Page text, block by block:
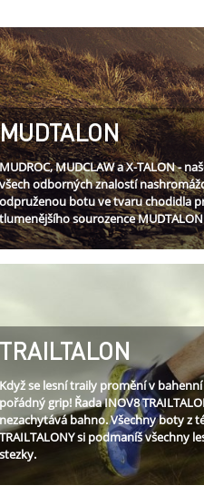
MUDTALON
MUDROC, MUDCLAW a X-TALON -
všech odborných znalostí
odpruženou botu ve tvaru chodidla
tlumenějšího sourozence MUDTALON
TRAILTALON
Když se lesní traily promění v
pořádný grip! Řada INOV8
nezachytává bahno. Všechny boty z
TRAILTALONY si podmaníš všechny
stezky.